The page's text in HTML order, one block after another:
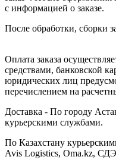
с информацией о заказе.
После обработки, сборки
Оплата заказа
средствами, банковской
юридических лиц
перечислением на
Доставка - По городу
курьерскими службами.
По Казахстану
Avis Logistics, Oma.kz,